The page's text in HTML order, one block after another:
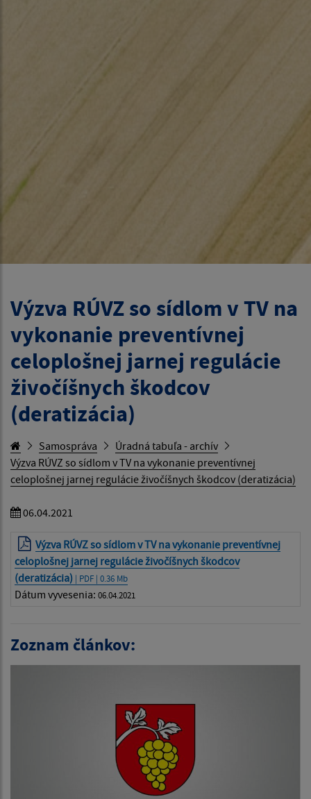
Výzva RÚVZ so sídlom v TV na
vykonanie preventívnej
celoplošnej jarnej regulácie
živočíšnych škodcov
(deratizácia)
Samospráva
Úradná tabuľa - archív
Výzva RÚVZ so sídlom v TV na vykonanie preventívnej
celoplošnej jarnej regulácie živočíšnych škodcov (deratizácia)
06.04.2021
Výzva RÚVZ so sídlom v TV na vykonanie preventívnej
celoplošnej jarnej regulácie živočíšnych škodcov
(deratizácia) | PDF | 0.36 Mb
Dátum vyvesenia: 06.04.2021
Zoznam článkov: